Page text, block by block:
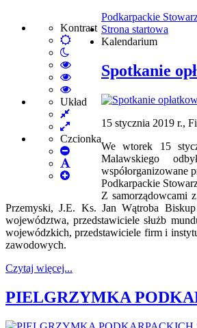
Kontrast
Default
tryb
nocny
High
Contrast
Black
White
High
Contrast
Black
High
Contrast
mode
Układ
Fixed
layout
Wide
layout
Czcionka
Set
Smaller
Font
Set
Podkarpackie
Strona startowa
Kalendarium
Spotkanie
15 stycznia 2019 r.,
We wtorek 15
Malawskiego
współorganizowane
Podkarpackie
Z samorządowcami
Przemyski, J.E. Ks. Jan Wątroba
województwa, przedstawiciele służb
wojewódzkich, przedstawiciele firm i
zawodowych.
Czytaj więcej...
PIELGRZYMKA